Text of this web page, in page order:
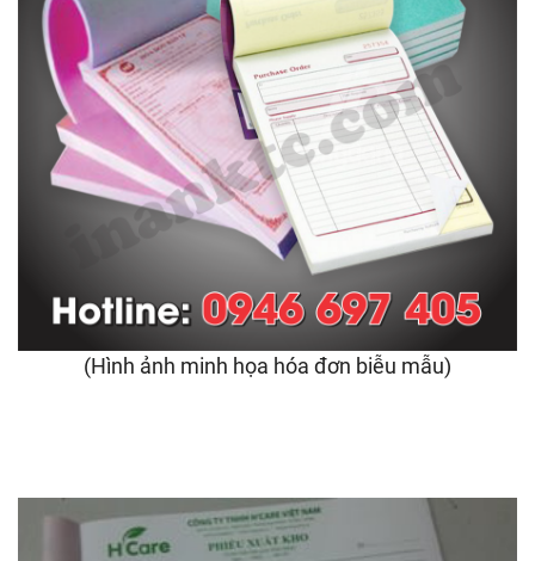
(Hình ảnh minh họa hóa đơn biễu mẫu)